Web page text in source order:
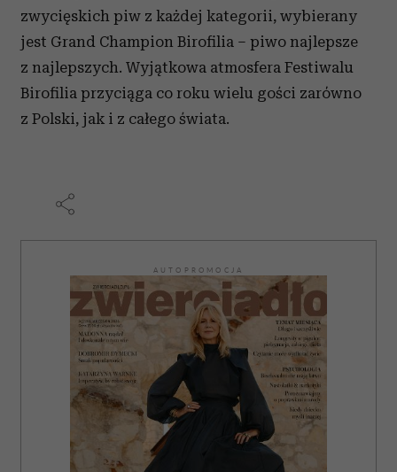
zwycięskich piw z każdej kategorii, wybierany
jest Grand Champion Birofilia – piwo najlepsze
z najlepszych. Wyjątkowa atmosfera Festiwalu
Birofilia przyciąga co roku wielu gości zarówno
z Polski, jak i z całego świata.
AUTOPROMOCJA